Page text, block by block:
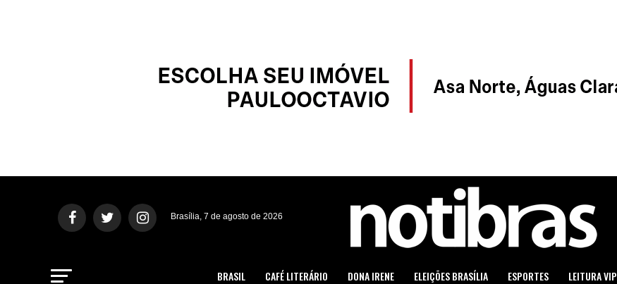
Brasília, 7 de agosto de 2026
BRASIL CAFÉ LITERÁRIO DONA IRENE ELEIÇÕES BRASÍLIA ESPORTES LEITURA VIP